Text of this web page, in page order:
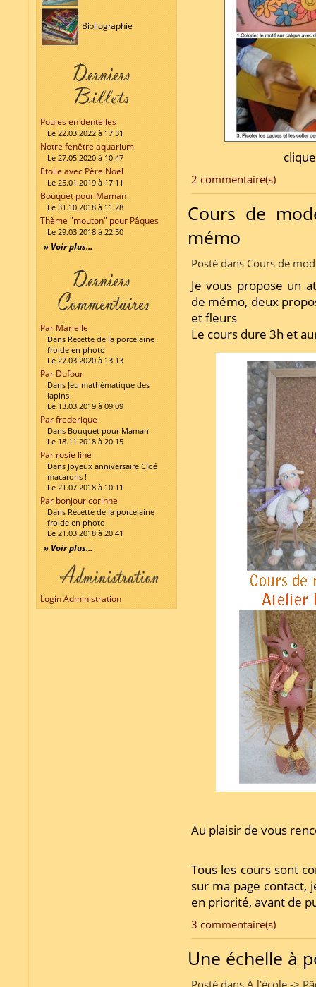
Bibliographie
Poules en dentelles
Le 22.03.2022 à 17:31
Notre fenêtre aquarium
Le 27.05.2020 à 10:47
Etoile avec Père Noël
Le 25.01.2019 à 17:11
Bouquet pour Maman
Le 31.10.2018 à 11:28
Thème "mouton" pour Pâques
Le 29.03.2018 à 22:50
» Voir plus...
Par Marielle
Dans Recette de la porcelaine
froide en photo
Le 27.03.2020 à 13:13
Par Dufour
Dans Jeu mathématique des
lapins
Le 13.03.2019 à 09:09
Par frederique
Dans Bouquet pour Maman
Le 18.11.2018 à 20:15
Par rosie line
Dans Joyeux anniversaire Cloé
macarons !
Le 21.07.2018 à 10:11
Par bonjour corinne
Dans Recette de la porcelaine
froide en photo
Le 21.03.2018 à 20:41
» Voir plus...
Login Administration
2 commentaire(s)
Cours de
mémo
Posté dans Cours de
Je vous propose un
de mémo, deux
et fleurs
Le cours dure 3h et
Au plaisir de vous
Tous les cours sont
sur ma page contact,
en priorité, avant de
3 commentaire(s)
Une échelle à
Posté dans À l'école ->